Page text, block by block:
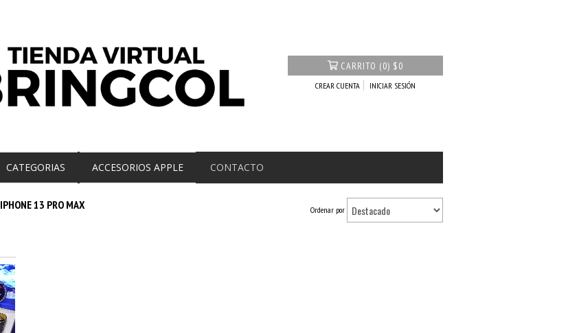
CARRITO (0) $0
CREAR CUENTA INICIAR SESIÓN
CATEGORIAS ACCESORIOS APPLE CONTACTO
IPHONE 13 PRO MAX Ordenar por